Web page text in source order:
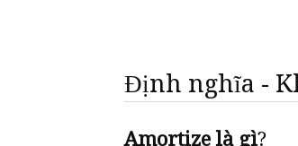
Định nghĩa -
Amortize là gì?